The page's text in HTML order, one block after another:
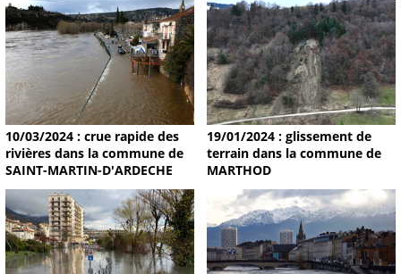
10/03/2024 : crue rapide des
rivières dans la commune de
SAINT-MARTIN-D'ARDECHE
19/01/2024 : glissement de
terrain dans la commune de
MARTHOD